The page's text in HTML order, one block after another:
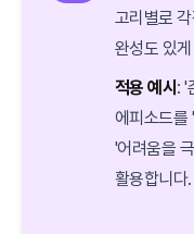
고리별로
완성도 있
적용 예시 : '
에피소드를
'어려움을
활용합니다.